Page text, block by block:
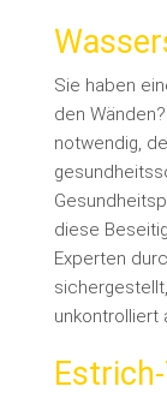
Sie haben
den
notwendig,
diese
Experten
unkontrolliert